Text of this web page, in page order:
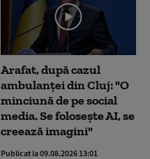
Arafat, după cazul
ambulanței din Cluj: "O
minciună de pe social
media. Se folosește AI, se
creează imagini"
Publicat la 09.08.2026 13:01